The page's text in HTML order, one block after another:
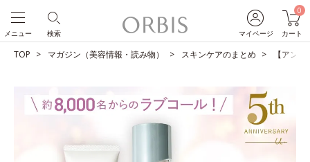
マイページ
0
カート
検索
メニュー
TOP マガジン（美容情報・読み物） スキンケアのまとめ 【アン